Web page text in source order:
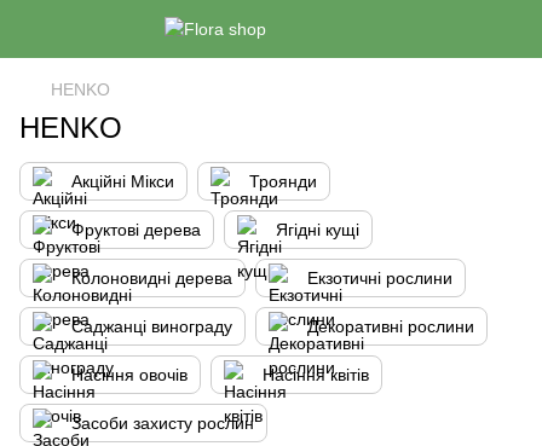
HENKO
HENKO
Акційні Мікси Троянди
Фруктові дерева Ягідні кущі
Колоновидні дерева Екзотичні рослини
Саджанці винограду Декоративні рослини
Насіння овочів Насіння квітів
Засоби захисту рослин